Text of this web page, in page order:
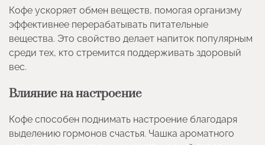
Кофе ускоряет обмен веществ, помогая организму
эффективнее перерабатывать питательные
вещества. Это свойство делает напиток популярным
среди тех, кто стремится поддерживать здоровый
вес.
Влияние на настроение
Кофе способен поднимать настроение благодаря
выделению гормонов счастья. Чашка ароматного